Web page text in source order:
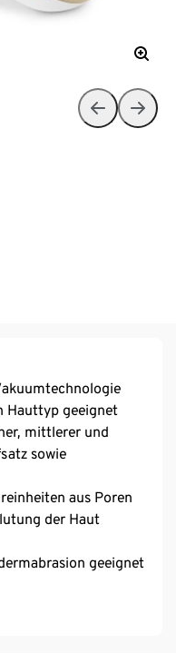
Hauttyp geeignet
mittlerer und
sowie
aus Poren
der Haut
geeignet
und Akkustand